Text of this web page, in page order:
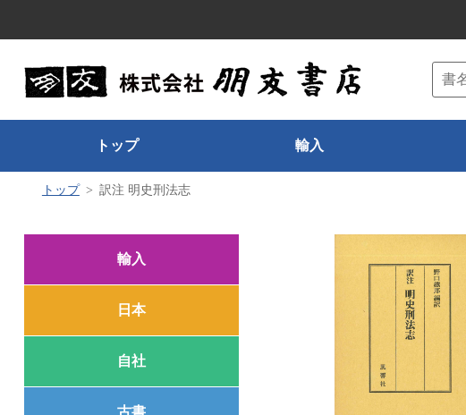
トップ 輸入
トップ 訳注 明史刑法志
輸入
日本
自社